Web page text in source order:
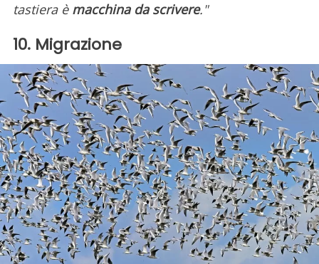
tastiera è macchina da scrivere."
10. Migrazione